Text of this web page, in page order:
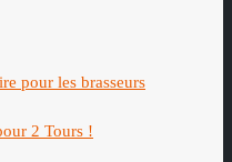
pour les brasseurs
2 Tours !